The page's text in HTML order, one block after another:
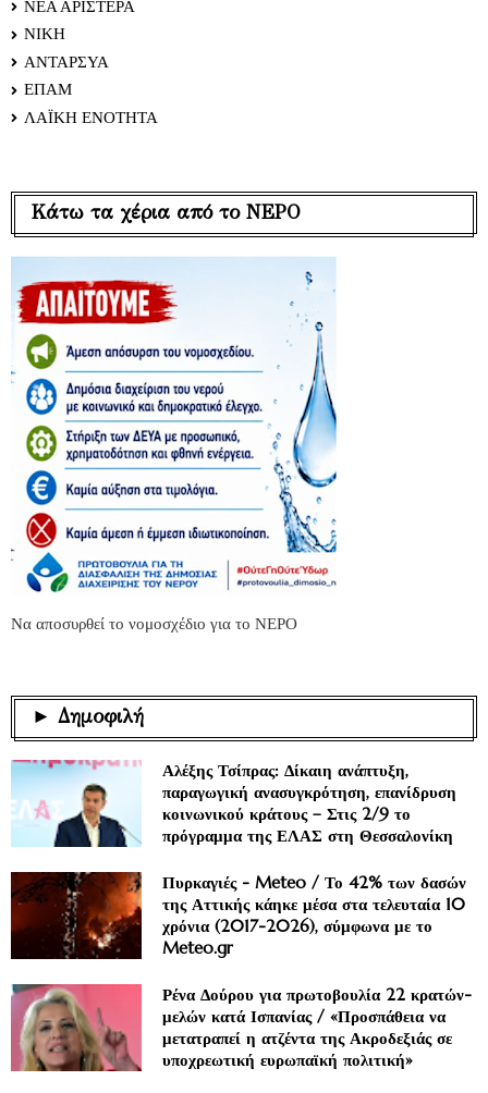
ΝΕΑ ΑΡΙΣΤΕΡΑ
ΝΙΚΗ
ΑΝΤΑΡΣΥΑ
ΕΠΑΜ
ΛΑΪΚΗ ΕΝΟΤΗΤΑ
Κάτω τα χέρια από το ΝΕΡΟ
Να αποσυρθεί το νομοσχέδιο για το ΝΕΡΟ
► Δημοφιλή
Αλέξης Τσίπρας: Δίκαιη ανάπτυξη,
παραγωγική ανασυγκρότηση, επανίδρυση
κοινωνικού κράτους – Στις 2/9 το
πρόγραμμα της ΕΛΑΣ στη Θεσσαλονίκη
Πυρκαγιές - Meteo / Το 42% των δασών
της Αττικής κάηκε μέσα στα τελευταία 10
χρόνια (2017-2026), σύμφωνα με το
Meteo.gr
Ρένα Δούρου για πρωτοβουλία 22 κρατών-
μελών κατά Ισπανίας / «Προσπάθεια να
μετατραπεί η ατζέντα της Ακροδεξιάς σε
υποχρεωτική ευρωπαϊκή πολιτική»